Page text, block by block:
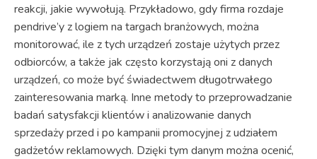
reakcji, jakie wywołują. Przykładowo, gdy firma rozdaje
pendrive’y z logiem na targach branżowych, można
monitorować, ile z tych urządzeń zostaje użytych przez
odbiorców, a także jak często korzystają oni z danych
urządzeń, co może być świadectwem długotrwałego
zainteresowania marką. Inne metody to przeprowadzanie
badań satysfakcji klientów i analizowanie danych
sprzedaży przed i po kampanii promocyjnej z udziałem
gadżetów reklamowych. Dzięki tym danym można ocenić,